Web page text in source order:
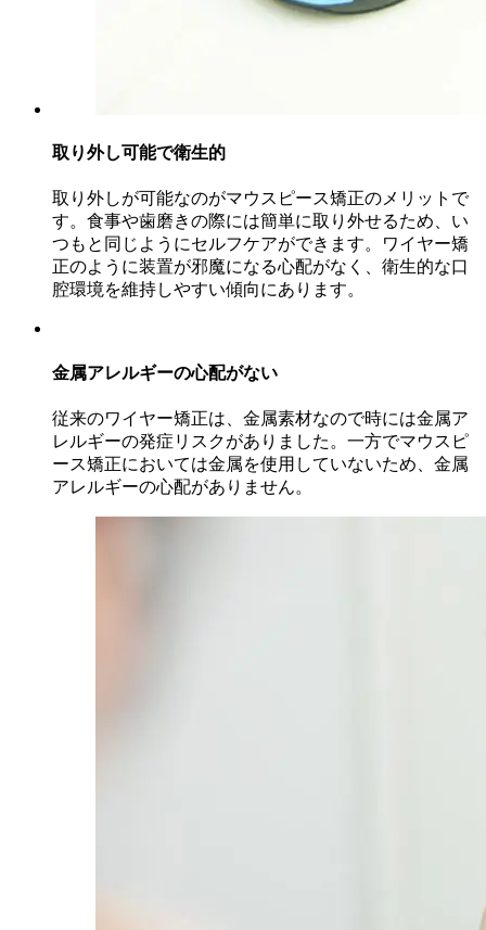
取り外し可能で衛生的
取り外しが可能なのがマウスピース矯正のメリットで
す。食事や歯磨きの際には簡単に取り外せるため、い
つもと同じようにセルフケアができます。ワイヤー矯
正のように装置が邪魔になる心配がなく、衛生的な口
腔環境を維持しやすい傾向にあります。
金属アレルギーの心配がない
従来のワイヤー矯正は、金属素材なので時には金属ア
レルギーの発症リスクがありました。一方でマウスピ
ース矯正においては金属を使用していないため、金属
アレルギーの心配がありません。